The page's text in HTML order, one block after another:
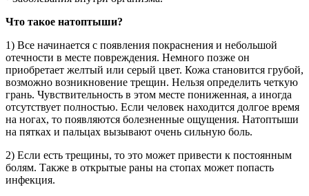
Что такое натоптыши?
1) Все начинается с появления покраснения и небольшой
отечности в месте повреждения. Немного позже он
приобретает желтый или серый цвет. Кожа становится грубой,
возможно возникновение трещин. Нельзя определить четкую
грань. Чувствительность в этом месте пониженная, а иногда
отсутствует полностью. Если человек находится долгое время
на ногах, то появляются болезненные ощущения. Натоптыши
на пятках и пальцах вызывают очень сильную боль.
2) Если есть трещины, то это может привести к постоянным
болям. Также в открытые раны на стопах может попасть
инфекция.